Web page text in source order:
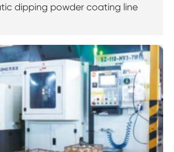
dipping powder coating line